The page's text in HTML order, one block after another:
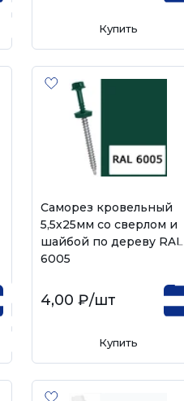
Купить
Саморез кровельный
5,5х25мм со сверлом и
шайбой по дереву RAL
6005
4,00 ₽/шт
Купить